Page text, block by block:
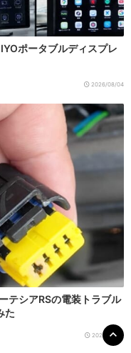
ポータブルディスプレ
2026/08/04
テシアRSの電装トラブル
た
2026/07/31